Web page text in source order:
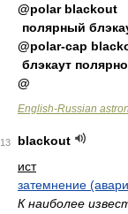
@polar blackout
полярный
@polar-cap
блэкаут
@
English-Russian
13
blackout
ист
затемнение
К наиболее